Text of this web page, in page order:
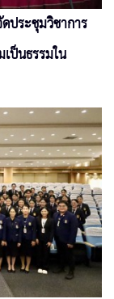
ประชุมวิชาการ
ป็นธรรมใน